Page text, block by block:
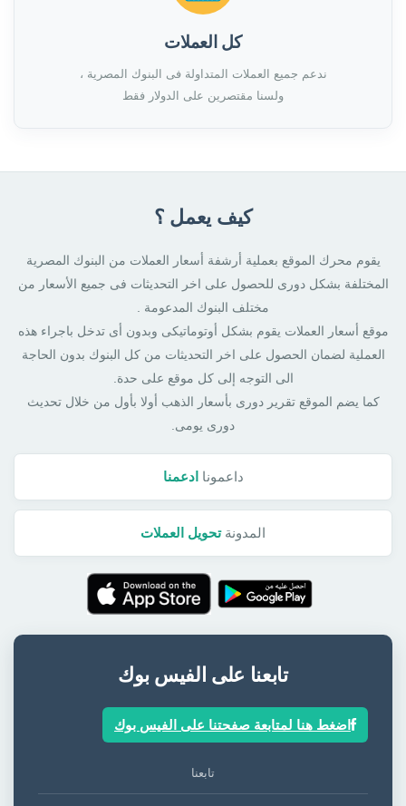
كل العملات
ندعم جميع العملات المتداولة فى البنوك المصرية ،
ولسنا مقتصرين على الدولار فقط
كيف يعمل ؟
يقوم محرك الموقع بعملية أرشفة أسعار العملات من البنوك المصرية
المختلفة بشكل دورى للحصول على اخر التحديثات فى جميع الأسعار من
مختلف البنوك المدعومة .
موقع أسعار العملات يقوم بشكل أوتوماتيكى وبدون أى تدخل باجراء هذه
العملية لضمان الحصول على اخر التحديثات من كل البنوك بدون الحاجة
الى التوجه إلى كل موقع على حدة.
كما يضم الموقع تقرير دورى بأسعار الذهب أولا بأول من خلال تحديث
دورى يومى.
داعمونا ادعمنا
المدونةتحويل العملات
تابعنا على الفيس بوك
اضغط هنا لمتابعة صفحتنا على الفيس بوك
تابعنا